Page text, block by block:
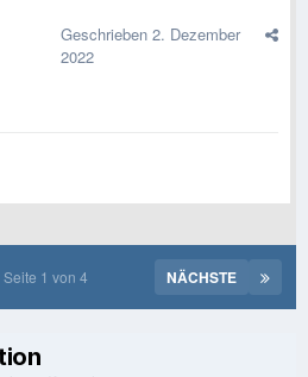
Geschrieben 2. Dezember
2022
NÄCHSTE
Seite 1 von 4